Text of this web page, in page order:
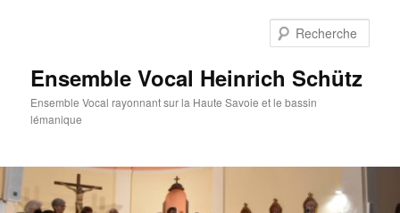
Ensemble Vocal Heinrich Schütz
Ensemble Vocal rayonnant sur la Haute Savoie et le bassin
lémanique